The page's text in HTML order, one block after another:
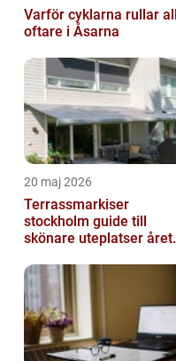
Varför cyklarna rullar
oftare i Åsarna
20 maj 2026
Terrassmarkiser
stockholm guide till
skönare uteplatser året